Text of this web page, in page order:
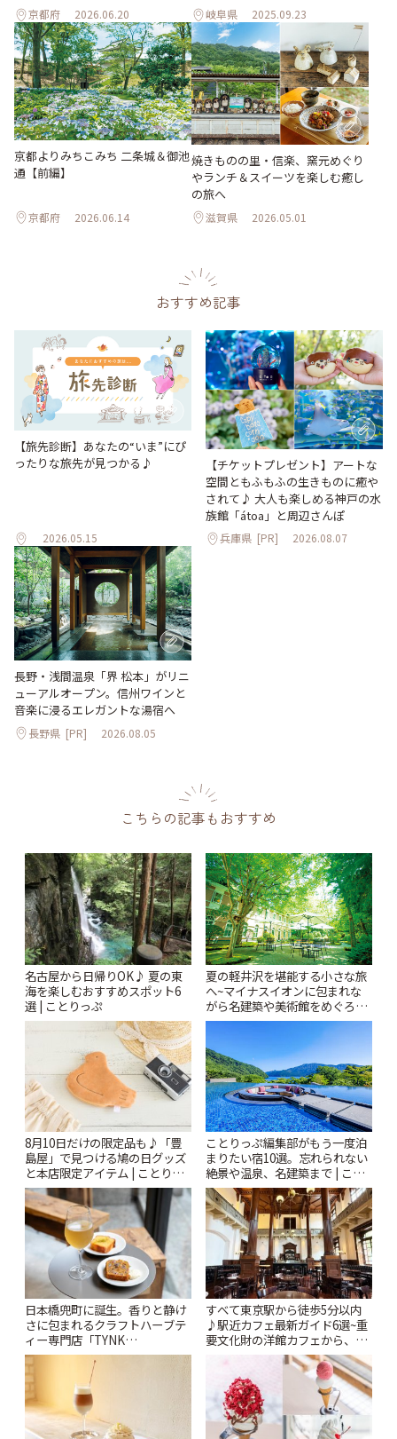
京都府 2026.06.20 岐阜県 2025.09.23
京都よりみちこみち 二条城＆御池
通【前編】
京都府 2026.06.14
焼きものの里・信楽、窯元めぐり
やランチ＆スイーツを楽しむ癒し
の旅へ
滋賀県 2026.05.01
おすすめ記事
【旅先診断】あなたの“いま”にぴ
ったりな旅先が見つかる♪
2026.05.15
【チケットプレゼント】アートな
空間ともふもふの生きものに癒や
されて♪ 大人も楽しめる神戸の水
族館「átoa」と周辺さんぽ
兵庫県 [PR] 2026.08.07
長野・浅間温泉「界 松本」がリニ
ューアルオープン。信州ワインと
音楽に浸るエレガントな湯宿へ
長野県 [PR] 2026.08.05
こちらの記事もおすすめ
名古屋から日帰りOK♪ 夏の東
海を楽しむおすすめスポット6
選 | ことりっぷ
夏の軽井沢を堪能する小さな旅
へ~マイナスイオンに包まれな
がら名建築や美術館をめぐろう
~ | ことりっぷ
8月10日だけの限定品も♪「豊
島屋」で見つける鳩の日グッズ
と本店限定アイテム | ことりっ
ぷ
ことりっぷ編集部がもう一度泊
まりたい宿10選。忘れられない
絶景や温泉、名建築まで | こと
りっぷ
日本橋兜町に誕生。香りと静け
さに包まれるクラフトハーブテ
ィー専門店「TYNK
Kabutocho」 | ことりっぷ
すべて東京駅から徒歩5分以内
♪駅近カフェ最新ガイド6選~重
要文化財の洋館カフェから、改
札すぐのレトロ喫茶まで~ | こと